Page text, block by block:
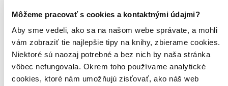
Môžeme pracovať s cookies a kontaktnými údajmi?
Aby sme vedeli, ako sa na našom webe správate, a mohli
vám zobraziť tie najlepšie tipy na knihy, zbierame cookies.
Niektoré sú naozaj potrebné a bez nich by naša stránka
vôbec nefungovala. Okrem toho používame analytické
cookies, ktoré nám umožňujú zisťovať, ako náš web
uzavíratelném pouzdře...
5,60 €
Na sklade 3 ks
Tento produkt máme síce aktuálne na sklade, máme však už
iba posledné kusy. Ak ho chcete mať rýchlo, ponáhľajte sa!
Dodanie ďalších môže trvať dlhšie, zvyčajne do piatich dní.
Pridať do zoznamu